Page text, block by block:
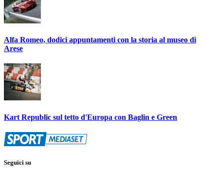
Alfa Romeo, dodici appuntamenti con la storia al museo di
Arese
Kart Republic sul tetto d'Europa con Baglin e Green
Seguici su